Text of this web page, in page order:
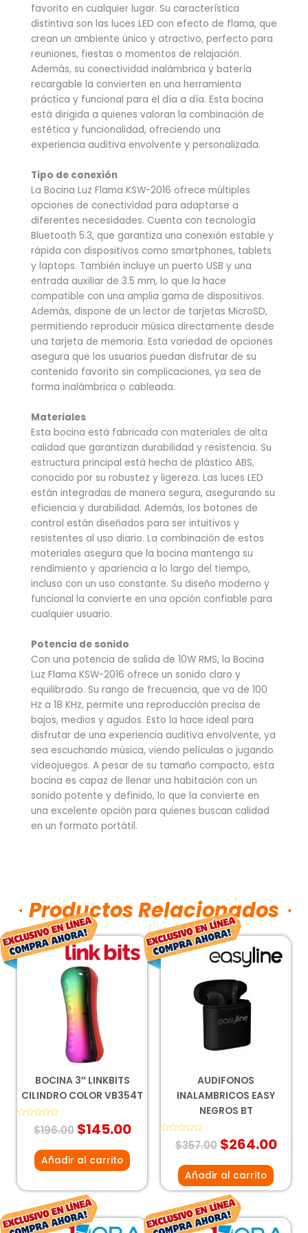
favorito en cualquier lugar. Su característica
distintiva son las luces LED con efecto de flama, que
crean un ambiente único y atractivo, perfecto para
reuniones, fiestas o momentos de relajación.
Además, su conectividad inalámbrica y batería
recargable la convierten en una herramienta
práctica y funcional para el día a día. Esta bocina
está dirigida a quienes valoran la combinación de
estética y funcionalidad, ofreciendo una
experiencia auditiva envolvente y personalizada.
Tipo de conexión
La Bocina Luz Flama KSW-2016 ofrece múltiples
opciones de conectividad para adaptarse a
diferentes necesidades. Cuenta con tecnología
Bluetooth 5.3, que garantiza una conexión estable y
rápida con dispositivos como smartphones, tablets
y laptops. También incluye un puerto USB y una
entrada auxiliar de 3.5 mm, lo que la hace
compatible con una amplia gama de dispositivos.
Además, dispone de un lector de tarjetas MicroSD,
permitiendo reproducir música directamente desde
una tarjeta de memoria. Esta variedad de opciones
asegura que los usuarios puedan disfrutar de su
contenido favorito sin complicaciones, ya sea de
forma inalámbrica o cableada.
Materiales
Esta bocina está fabricada con materiales de alta
calidad que garantizan durabilidad y resistencia. Su
estructura principal está hecha de plástico ABS,
conocido por su robustez y ligereza. Las luces LED
están integradas de manera segura, asegurando su
eficiencia y durabilidad. Además, los botones de
control están diseñados para ser intuitivos y
resistentes al uso diario. La combinación de estos
materiales asegura que la bocina mantenga su
rendimiento y apariencia a lo largo del tiempo,
incluso con un uso constante. Su diseño moderno y
funcional la convierte en una opción confiable para
cualquier usuario.
Potencia de sonido
Con una potencia de salida de 10W RMS, la Bocina
Luz Flama KSW-2016 ofrece un sonido claro y
equilibrado. Su rango de frecuencia, que va de 100
Hz a 18 KHz, permite una reproducción precisa de
bajos, medios y agudos. Esto la hace ideal para
disfrutar de una experiencia auditiva envolvente, ya
sea escuchando música, viendo películas o jugando
videojuegos. A pesar de su tamaño compacto, esta
bocina es capaz de llenar una habitación con un
sonido potente y definido, lo que la convierte en
una excelente opción para quienes buscan calidad
en un formato portátil.
Productos Relacionados
BOCINA 3″ LINKBITS
CILINDRO COLOR VB354T
Valorado
$196.00
El
precio
original
era:
$196.00.
$145.00
El
precio
Añadir al carrito
AUDIFONOS
INALAMBRICOS EASY
NEGROS BT
Valorado
$357.00
El
precio
original
era:
$357.00.
$264.00
El
Añadir al carrito
El
El
El
El